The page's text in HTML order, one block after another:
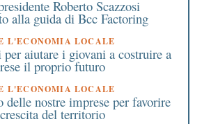
Roberto Scazzosi
alla guida di Bcc Factoring
L'ECONOMIA LOCALE
aiutare i giovani a costruire a
il proprio futuro
L'ECONOMIA LOCALE
delle nostre imprese per favorire
del territorio